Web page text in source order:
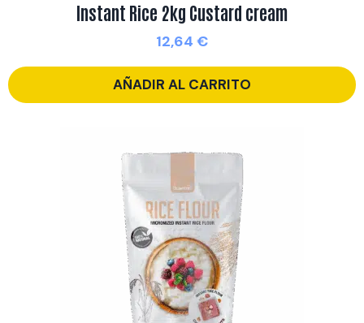
Instant Rice 2kg Custard cream
12,64 €
AÑADIR AL CARRITO